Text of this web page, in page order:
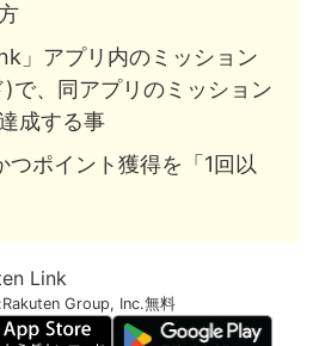
」アプリ内のミッション
で、同アプリのミッション
成する事
つポイント獲得を「1回以
Link
Rakuten Group, Inc.無料